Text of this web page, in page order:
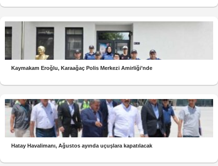
Kaymakam Eroğlu, Karaağaç Polis Merkezi Amirliği’nde
Hatay Havalimanı, Ağustos ayında uçuşlara kapatılacak